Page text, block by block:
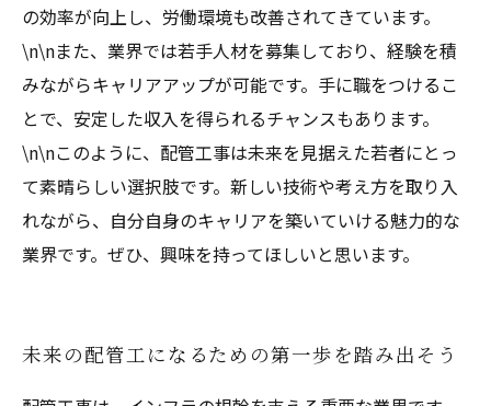
の効率が向上し、労働環境も改善されてきています。
\n\nまた、業界では若手人材を募集しており、経験を積
みながらキャリアアップが可能です。手に職をつけるこ
とで、安定した収入を得られるチャンスもあります。
\n\nこのように、配管工事は未来を見据えた若者にとっ
て素晴らしい選択肢です。新しい技術や考え方を取り入
れながら、自分自身のキャリアを築いていける魅力的な
業界です。ぜひ、興味を持ってほしいと思います。
未来の配管工になるための第一歩を踏み出そう